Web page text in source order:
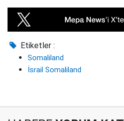
Etiketler :
Somaliland
İsrail Somaliland